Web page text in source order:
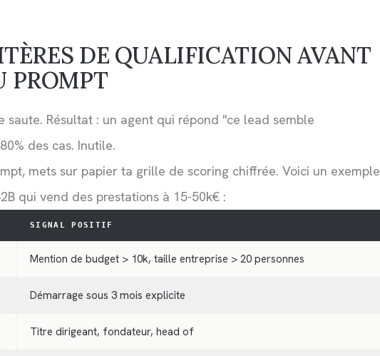
DE QUALIFICATION AVANT
PROMPT
Résultat : un agent qui répond "ce lead semble
des cas. Inutile.
mets sur papier ta grille de scoring chiffrée. Voici un exemple
qui vend des prestations à 15-50k€ :
SIGNAL POSITIF
Mention de budget > 10k, taille entreprise > 20 personnes
Démarrage sous 3 mois explicite
Titre dirigeant, fondateur, head of